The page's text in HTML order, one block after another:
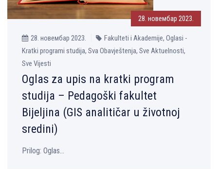
28. новембар 2023.
28. новембар 2023.
Fakulteti i Akademije, Oglasi -
Kratki programi studija, Sva Obavještenja, Sve Aktuelnosti,
Sve Vijesti
Oglas za upis na kratki program
studija – Pedagoški fakultet
Bijelјina (GIS analitičar u životnoj
sredini)
Prilog: Oglas...